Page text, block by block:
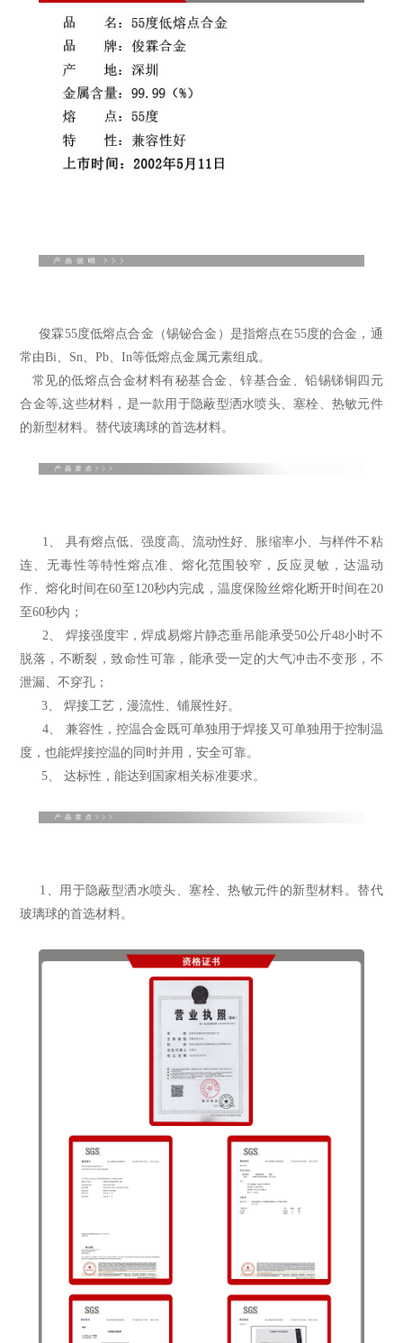
俊霖55度低熔点合金 （锡铋合金 ）是指熔点在55度的合金，通
常由Bi、Sn、Pb、In等低熔点金属元素组成。
常见的低熔点合金材料有秘基合金、锌基合金、铅锡锑铜四元
合金等,这些材料，是一款用于隐蔽型洒水喷头、 塞栓
热敏元件
的新型材料。替代玻璃球的首选材料。
1、 具有熔点低、强度高、流动性好、胀缩率小、与样件不粘
连、无毒性等特性熔点准、熔化范围较窄，反应灵敏，达温动
作、熔化时间在60至120秒内完成，温度保险丝熔化断开时间在20
至60秒内；
2、 焊接强度牢，焊成易熔片静态垂吊能承受50公斤48小时不
脱落，不断裂，致命性可靠，能承受一定的大气冲击不变形，不
泄漏、不穿孔；
3、 焊接工艺，漫流性、铺展性好。
4、 兼容性，控温合金 既可单独用于焊接又可单独用于控制温
度，也能焊接控温的同时并用，安全可靠。
5、 达标性，能达到国家相关标准要求。
1、 用于隐蔽型洒水喷头、塞栓、热敏元件的新型材料。 替代
玻璃球的首选材料。